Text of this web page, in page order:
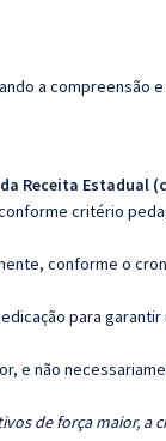
a compreensão e
Receita Estadual
critério
conforme o
para
e não
de força maior, a